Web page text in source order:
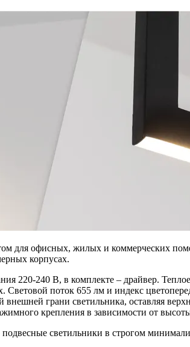
для офисных, жилых и коммерческих
корпусах.
220-240 В, в комплекте – драйвер.
поток 655 лм и индекс
грани светильника, оставляя
крепления в зависимости от
светильники в строгом